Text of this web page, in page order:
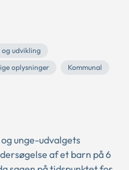
udvikling
oplysninger
Kommunal
unge-udvalgets
af et barn på 6